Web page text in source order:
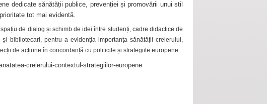
dedicate sănătății publice, prevenției și promovării unui stil
tot mai evidentă.
de dialog și schimb de idei între studenți, cadre didactice de
bibliotecari, pentru a evidenția importanța sănătății creierului,
de acțiune în concordanță cu politicile și strategiile europene.
creierului-contextul-strategiilor-europene